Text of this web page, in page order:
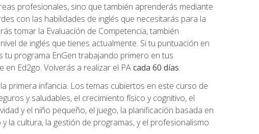
profesionales, sino que también aprenderás mediante
con las habilidades de inglés que necesitarás para la
tomar la Evaluación de Competencia, también
de inglés que tienes actualmente. Si tu puntuación en
tu programa EnGen trabajando primero en tus
en Ed2go. Volverás a realizar el PAcada 60 días.
primera infancia. Los temas cubiertos en este curso de
y saludables, el crecimiento físico y cognitivo, el
y el niño pequeño, el juego, la planificación basada en
la cultura, la gestión de programas, y el profesionalismo.